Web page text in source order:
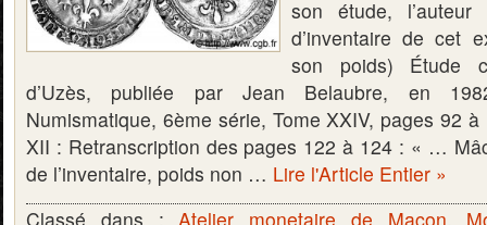
son étude,
d’inventaire de cet
son poids) Étude
d’Uzès, publiée par Jean Belaubre, en
Numismatique, 6ème série, Tome XXIV, pages 92
XII : Retranscription des pages 122 à 124 : « …
de l’inventaire, poids non … Lire l'Article Entier »
Classé dans :Atelier monetaire de Macon,